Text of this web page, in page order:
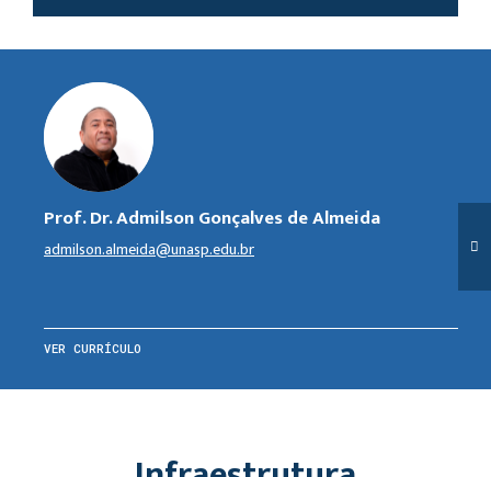
Prof. Dr. Admilson Gonçalves de Almeida
admilson.almeida@unasp.edu.br
VER CURRÍCULO